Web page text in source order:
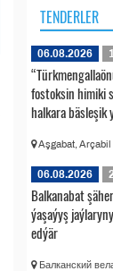
TENDERLER
06.08.2026
fostoksin himiki
halkara bäsleşik
Aşgabat, Arçabil
06.08.2026
Balkanabat
ýaşaýyş
edýär
Балканский